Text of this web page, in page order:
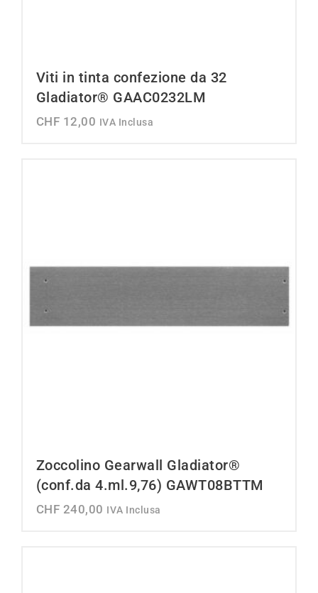
Viti in tinta confezione da 32
Gladiator® GAAC0232LM
CHF 12,00 IVA Inclusa
Zoccolino Gearwall Gladiator®
(conf.da 4.ml.9,76) GAWT08BTTM
CHF 240,00 IVA Inclusa